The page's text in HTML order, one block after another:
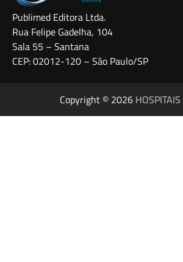
Publimed Editora Ltda.
Rua Felipe Gadelha, 104
Sala 55 – Santana
CEP: 02012-120 – São Paulo/SP
Copyright © 2026